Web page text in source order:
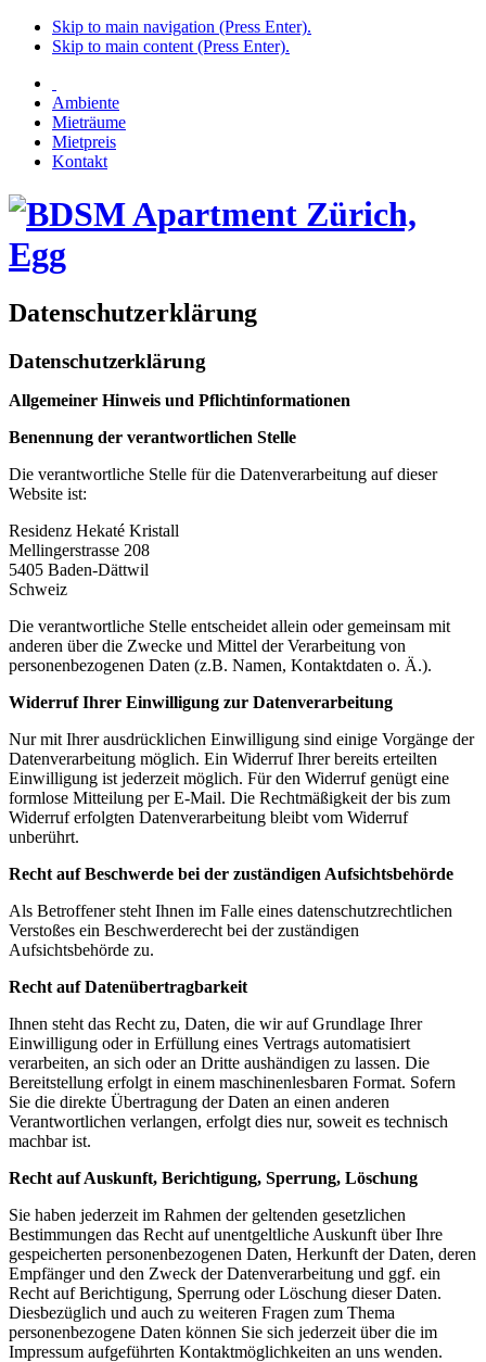
Skip to main navigation (Press Enter).
Skip to main content (Press Enter).
Ambiente
Mieträume
Mietpreis
Kontakt
Datenschutzerklärung
Datenschutzerklärung
Allgemeiner Hinweis und Pflichtinformationen
Benennung der verantwortlichen Stelle
Die verantwortliche Stelle für die Datenverarbeitung auf dieser
Website ist:
Residenz Hekaté Kristall
Mellingerstrasse 208
5405 Baden-Dättwil
Schweiz
Die verantwortliche Stelle entscheidet allein oder gemeinsam mit
anderen über die Zwecke und Mittel der Verarbeitung von
personenbezogenen Daten (z.B. Namen, Kontaktdaten o. Ä.).
Widerruf Ihrer Einwilligung zur Datenverarbeitung
Nur mit Ihrer ausdrücklichen Einwilligung sind einige Vorgänge der
Datenverarbeitung möglich. Ein Widerruf Ihrer bereits erteilten
Einwilligung ist jederzeit möglich. Für den Widerruf genügt eine
formlose Mitteilung per E-Mail. Die Rechtmäßigkeit der bis zum
Widerruf erfolgten Datenverarbeitung bleibt vom Widerruf
unberührt.
Recht auf Beschwerde bei der zuständigen Aufsichtsbehörde
Als Betroffener steht Ihnen im Falle eines datenschutzrechtlichen
Verstoßes ein Beschwerderecht bei der zuständigen
Aufsichtsbehörde zu.
Recht auf Datenübertragbarkeit
Ihnen steht das Recht zu, Daten, die wir auf Grundlage Ihrer
Einwilligung oder in Erfüllung eines Vertrags automatisiert
verarbeiten, an sich oder an Dritte aushändigen zu lassen. Die
Bereitstellung erfolgt in einem maschinenlesbaren Format. Sofern
Sie die direkte Übertragung der Daten an einen anderen
Verantwortlichen verlangen, erfolgt dies nur, soweit es technisch
machbar ist.
Recht auf Auskunft, Berichtigung, Sperrung, Löschung
Sie haben jederzeit im Rahmen der geltenden gesetzlichen
Bestimmungen das Recht auf unentgeltliche Auskunft über Ihre
gespeicherten personenbezogenen Daten, Herkunft der Daten, deren
Empfänger und den Zweck der Datenverarbeitung und ggf. ein
Recht auf Berichtigung, Sperrung oder Löschung dieser Daten.
Diesbezüglich und auch zu weiteren Fragen zum Thema
personenbezogene Daten können Sie sich jederzeit über die im
Impressum aufgeführten Kontaktmöglichkeiten an uns wenden.